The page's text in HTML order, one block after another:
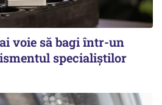
voie să bagi într-un
specialiștilor